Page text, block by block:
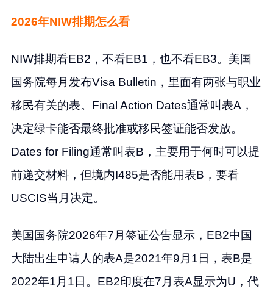
2026年NIW排期怎么看
NIW排期看EB2，不看EB1，也不看EB3。美国
国务院每月发布Visa Bulletin，里面有两张与职业
移民有关的表。Final Action Dates通常叫表A，
决定绿卡能否最终批准或移民签证能否发放。
Dates for Filing通常叫表B，主要用于何时可以提
前递交材料，但境内I485是否能用表B，要看
USCIS当月决定。
美国国务院2026年7月签证公告显示，EB2中国
大陆出生申请人的表A是2021年9月1日，表B是
2022年1月1日。EB2印度在7月表A显示为U，代